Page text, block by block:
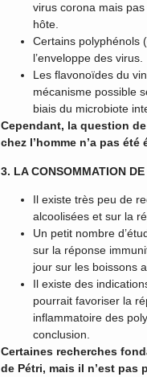
virus corona mais pas
hôte.
Certains polyphénols
l’enveloppe des virus.
Les flavonoïdes du
mécanisme possible
biais du microbiote
Cependant, la question
chez l’homme n’a pas
3. LA CONSOMMATION
Il existe très peu de
alcoolisées et sur la
Un petit nombre
sur la réponse
jour sur les boissons
Il existe des
pourrait favoriser la
inflammatoire des
conclusion.
Certaines recherches
de Pétri, mais il n’est pas